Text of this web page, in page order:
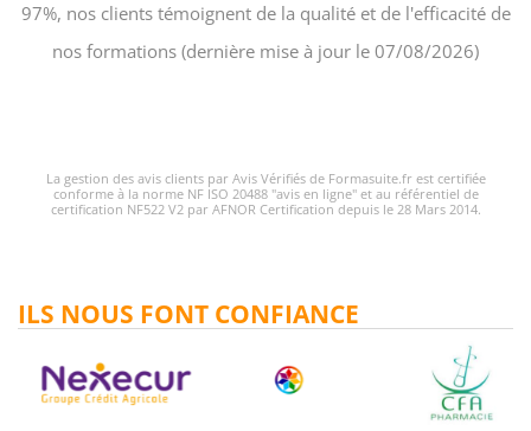
97%, nos clients témoignent de la qualité et de l'efficacité de
nos formations (dernière mise à jour le 07/08/2026)
La gestion des avis clients par Avis Vérifiés de Formasuite.fr est certifiée
conforme à la norme NF ISO 20488 "avis en ligne" et au référentiel de
certification NF522 V2 par AFNOR Certification depuis le 28 Mars 2014.
ILS NOUS FONT CONFIANCE